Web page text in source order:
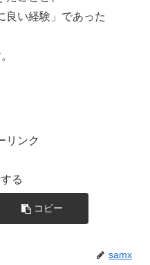
良い経験」であった
リンク
る
コピー
samx